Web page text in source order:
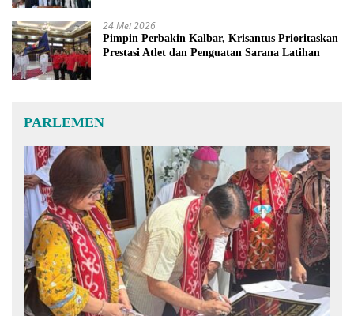
24 Mei 2026
Pimpin Perbakin Kalbar, Krisantus Prioritaskan
Prestasi Atlet dan Penguatan Sarana Latihan
PARLEMEN